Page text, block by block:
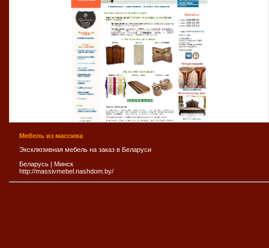
Мебель из массива
Эксклюзивная мебель на заказ в Беларуси
Беларусь | Минск
http://massivmebel.nashdom.by/